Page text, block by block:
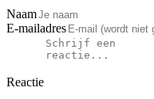
Naam
E-mailadres
Reactie